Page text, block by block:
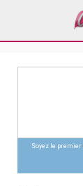
Soyez le premier